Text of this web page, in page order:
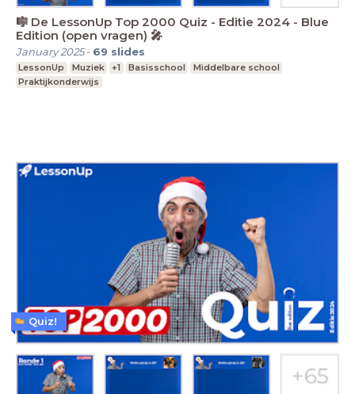
🎼 De LessonUp Top 2000 Quiz - Editie 2024 - Blue
Edition (open vragen) 🎤
January 2025- 69 slides
LessonUp Muziek +1 Basisschool
Middelbare school
Praktijkonderwijs
Quiz!